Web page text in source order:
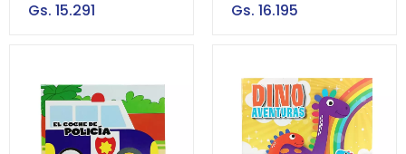
Gs. 15.291
Gs. 16.195